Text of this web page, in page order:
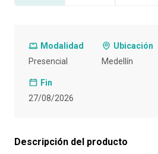
Modalidad
Presencial
Ubicación
Medellín
Fin
27/08/2026
Descripción del producto